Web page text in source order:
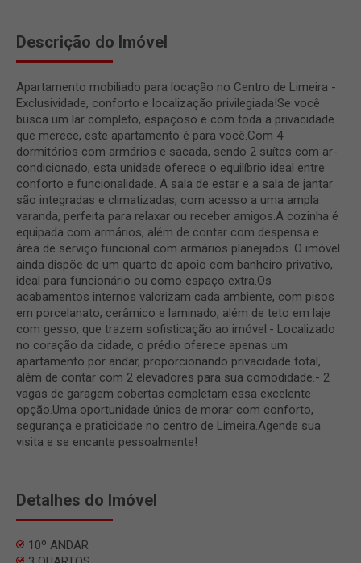
Descrição do Imóvel
Apartamento mobiliado para locação no Centro de Limeira -
Exclusividade, conforto e localização privilegiada!Se você
busca um lar completo, espaçoso e com toda a privacidade
que merece, este apartamento é para você.Com 4
dormitórios com armários e sacada, sendo 2 suítes com ar-
condicionado, esta unidade oferece o equilíbrio ideal entre
conforto e funcionalidade. A sala de estar e a sala de jantar
são integradas e climatizadas, com acesso a uma ampla
varanda, perfeita para relaxar ou receber amigos.A cozinha é
equipada com armários, além de contar com despensa e
área de serviço funcional com armários planejados. O imóvel
ainda dispõe de um quarto de apoio com banheiro privativo,
ideal para funcionário ou como espaço extra.Os
acabamentos internos valorizam cada ambiente, com pisos
em porcelanato, cerâmico e laminado, além de teto em laje
com gesso, que trazem sofisticação ao imóvel.- Localizado
no coração da cidade, o prédio oferece apenas um
apartamento por andar, proporcionando privacidade total,
além de contar com 2 elevadores para sua comodidade.- 2
vagas de garagem cobertas completam essa excelente
opção.Uma oportunidade única de morar com conforto,
segurança e praticidade no centro de Limeira.Agende sua
visita e se encante pessoalmente!
Detalhes do Imóvel
10º ANDAR